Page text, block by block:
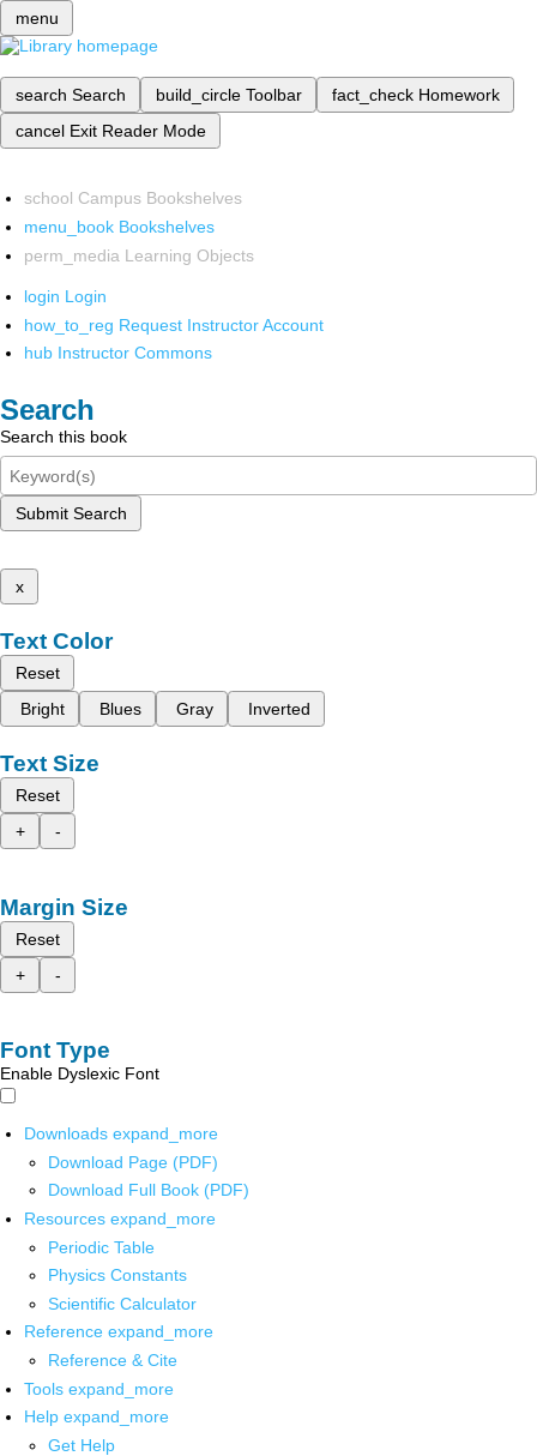
menu
search Search build_circle Toolbar fact_check Homework
cancel Exit Reader Mode
school Campus Bookshelves
menu_book Bookshelves
perm_media Learning Objects
login Login
how_to_reg Request Instructor Account
hub Instructor Commons
Search
Search this book
Submit Search
x
Text Color
Reset
Bright
Blues Gray Inverted
Text Size
Reset
+
-
Margin Size
Reset
+
-
Font Type
Enable Dyslexic Font
Downloads expand_more
Download Page (PDF)
Download Full Book (PDF)
Resources expand_more
Periodic Table
Physics Constants
Scientific Calculator
Reference expand_more
Reference & Cite
Tools expand_more
Help expand_more
Get Help